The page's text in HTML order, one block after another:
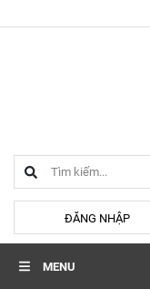
ĐĂNG NHẬP
MENU